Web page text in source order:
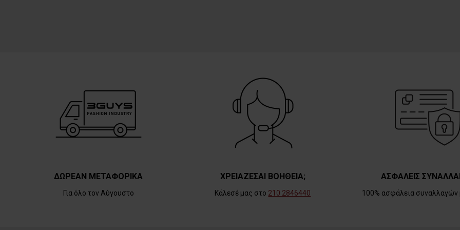
ΔΩΡΕΑΝ ΜΕΤΑΦΟΡΙΚΑ
Για όλο τον Αύγουστο
ΧΡΕΙΑΖΕΣΑΙ ΒΟΗΘΕΙΑ;
Κάλεσέ μας στο 210 2846440
ΑΣΦΑΛΕΙΣ
100% ασφάλεια συναλλαγών